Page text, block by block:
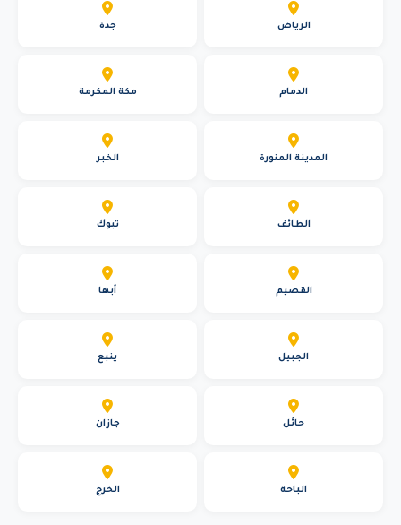
الرياض جدة
الدمام مكة المكرمة
المدينة المنورة الخبر
الطائف تبوك
القصيم أبها
الجبيل ينبع
حائل جازان
الباحة الخرج